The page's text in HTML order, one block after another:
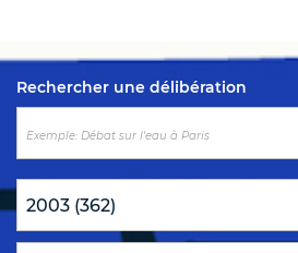
Top of the page
Rechercher une délibération